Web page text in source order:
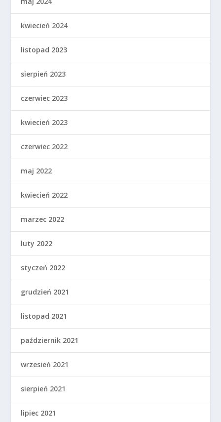
kwiecień 2024
listopad 2023
sierpień 2023
czerwiec 2023
kwiecień 2023
czerwiec 2022
maj 2022
kwiecień 2022
marzec 2022
luty 2022
styczeń 2022
grudzień 2021
listopad 2021
październik 2021
wrzesień 2021
sierpień 2021
lipiec 2021